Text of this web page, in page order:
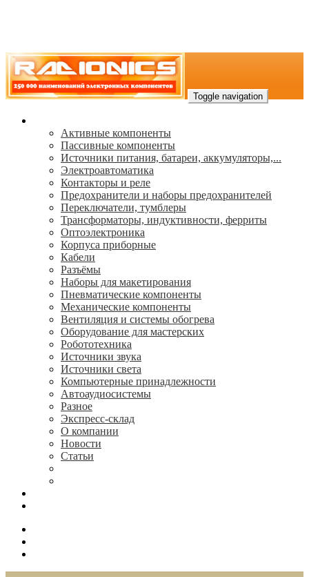
Toggle navigation
Активные компоненты
Пассивные компоненты
Источники питания, батареи, аккумуляторы,...
Электроавтоматика
Контакторы и реле
Предохранители и наборы предохранителей
Переключатели, тумблеры
Трансформаторы, индуктивности, ферриты
Oптоэлектроника
Корпуса приборные
Кабели
Разъёмы
Наборы для макетирования
Пневматические компоненты
Механические компоненты
Вентиляция и системы обогрева
Оборудование для мастерских
Робототехника
Источники звука
Источники света
Компьютерные принадлежности
Автоаудиосистемы
Разное
Экспресс-склад
О компании
Новости
Статьи